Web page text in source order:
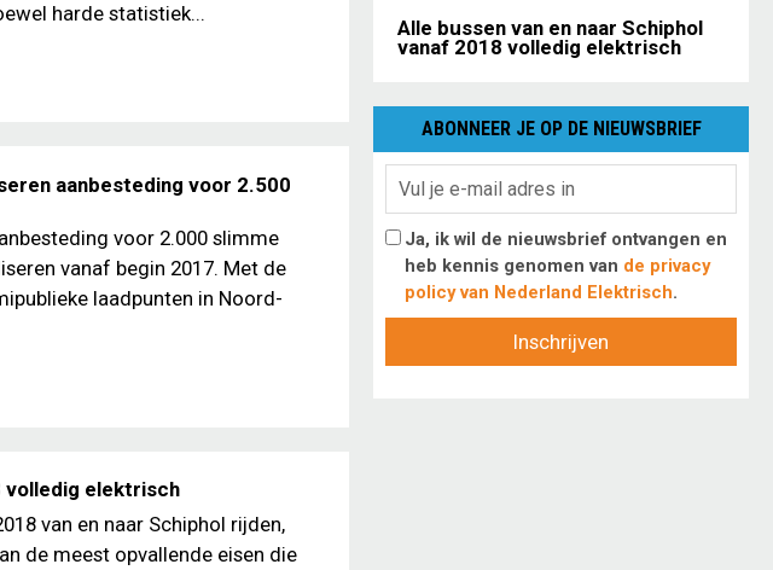
harde statistiek...
aanbesteding voor 2.500
voor 2.000 slimme
vanaf begin 2017. Met de
laadpunten in Noord-
volledig elektrisch
van en naar Schiphol rijden,
de meest opvallende eisen die
Alle bussen van en naar Schiphol
vanaf 2018 volledig elektrisch
ABONNEER JE OP DE NIEUWSBRIEF
Ja, ik wil de nieuwsbrief ontvangen en
heb kennis genomen van de privacy
policy van Nederland Elektrisch.
Inschrijven